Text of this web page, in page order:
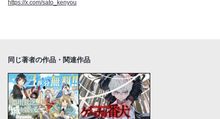
https://x.com/sato_kenyou
同じ著者の作品・関連作品